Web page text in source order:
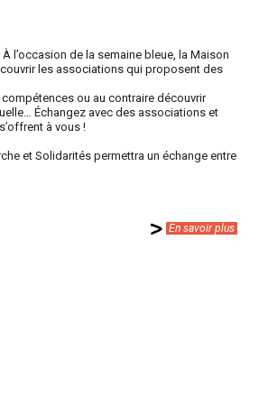
l’occasion de la semaine bleue, la Maison
les associations qui proposent des
ou au contraire découvrir
Échangez avec des associations et
à vous !
et Solidarités permettra un échange entre
En savoir plus